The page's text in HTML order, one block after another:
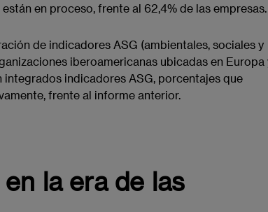
en proceso, frente al 62,4% de las empresas.
de indicadores ASG (ambientales, sociales y
iberoamericanas ubicadas en Europa
indicadores ASG, porcentajes que
frente al informe anterior.
la era de las